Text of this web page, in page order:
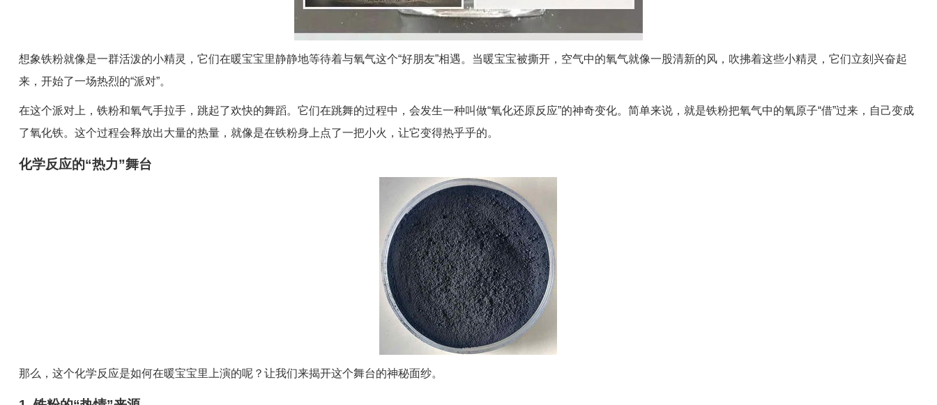
想象铁粉就像是一群活泼的小精灵，它们在暖宝宝里静静地等待着与氧气这个“好朋友”相遇。当暖宝宝被撕开，空气中的氧气就像一股清新的风，吹拂着这些小精灵，它们立刻兴奋起
来，开始了一场热烈的“派对”。
在这个派对上，铁粉和氧气手拉手，跳起了欢快的舞蹈。它们在跳舞的过程中，会发生一种叫做“氧化还原反应”的神奇变化。简单来说，就是铁粉把氧气中的氧原子“借”过来，自己变成
了氧化铁。这个过程会释放出大量的热量，就像是在铁粉身上点了一把小火，让它变得热乎乎的。
化学反应的“热力”舞台
那么，这个化学反应是如何在暖宝宝里上演的呢？让我们来揭开这个舞台的神秘面纱。